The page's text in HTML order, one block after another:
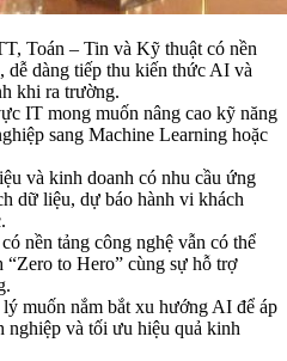
Toán – Tin và Kỹ thuật có nền
dễ dàng tiếp thu kiến thức AI và
khi ra trường.
IT mong muốn nâng cao kỹ năng
sang Machine Learning hoặc
và kinh doanh có nhu cầu ứng
dữ liệu, dự báo hành vi khách
nền tảng công nghệ vẫn có thể
to Hero” cùng sự hỗ trợ
muốn nắm bắt xu hướng AI để áp
nghiệp và tối ưu hiệu quả kinh